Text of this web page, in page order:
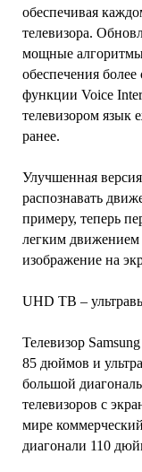
обеспечивая
телевизора.
мощные
обеспечения
функции Voice
телевизором язык
ранее.
Улучшенная
распознавать
примеру, теперь
легким движением
изображение на
UHD ТВ –
Телевизор
85 дюймов и
большой
телевизоров с
мире
диагонали 110